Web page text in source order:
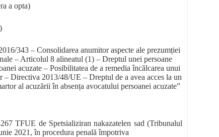
a opta)
)
343 – Consolidarea anumitor aspecte ale prezumției
– Articolul 8 alineatul (1) – Dreptul unei persoane
acuzate – Posibilitatea de a remedia încălcarea unui
Directiva 2013/48/UE – Dreptul de a avea acces la un
al acuzării în absența avocatului persoanei acuzate”
TFUE de Spetsializiran nakazatelen sad (Tribunalul
2021, în procedura penală împotriva